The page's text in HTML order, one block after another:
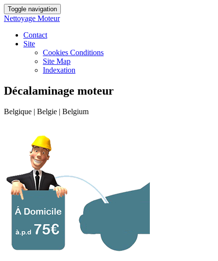
Toggle navigation
Nettoyage Moteur
Contact
Site
Cookies Conditions
Site Map
Indexation
Décalaminage moteur
Belgique | Belgie | Belgium